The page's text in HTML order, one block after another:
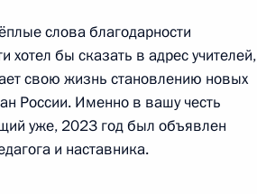
года, среда
Совета
19:10 Москва, Кремль
слова благодарности
хотел бы сказать в адрес учителей,
свою жизнь становлению новых
России. Именно в вашу честь
уже, 2023 год был объявлен
и наставника.